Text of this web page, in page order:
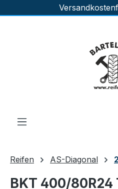
Zum Hauptinhalt springen
Reifen AS-Diagonal
BKT 400/80R24